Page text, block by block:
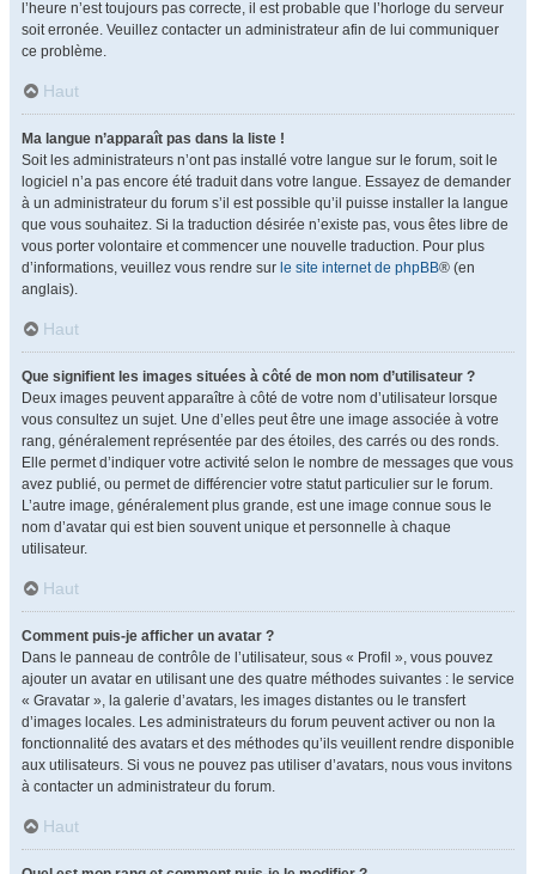
l’heure n’est toujours pas correcte, il est probable que l’horloge du serveur
soit erronée. Veuillez contacter un administrateur afin de lui communiquer
ce problème.
Haut
Ma langue n’apparaît pas dans la liste !
Soit les administrateurs n’ont pas installé votre langue sur le forum, soit le
logiciel n’a pas encore été traduit dans votre langue. Essayez de demander
à un administrateur du forum s’il est possible qu’il puisse installer la langue
que vous souhaitez. Si la traduction désirée n’existe pas, vous êtes libre de
vous porter volontaire et commencer une nouvelle traduction. Pour plus
d’informations, veuillez vous rendre sur le site internet de phpBB® (en
anglais).
Haut
Que signifient les images situées à côté de mon nom d’utilisateur ?
Deux images peuvent apparaître à côté de votre nom d’utilisateur lorsque
vous consultez un sujet. Une d’elles peut être une image associée à votre
rang, généralement représentée par des étoiles, des carrés ou des ronds.
Elle permet d’indiquer votre activité selon le nombre de messages que vous
avez publié, ou permet de différencier votre statut particulier sur le forum.
L’autre image, généralement plus grande, est une image connue sous le
nom d’avatar qui est bien souvent unique et personnelle à chaque
utilisateur.
Haut
Comment puis-je afficher un avatar ?
Dans le panneau de contrôle de l’utilisateur, sous « Profil », vous pouvez
ajouter un avatar en utilisant une des quatre méthodes suivantes : le service
« Gravatar », la galerie d’avatars, les images distantes ou le transfert
d’images locales. Les administrateurs du forum peuvent activer ou non la
fonctionnalité des avatars et des méthodes qu’ils veuillent rendre disponible
aux utilisateurs. Si vous ne pouvez pas utiliser d’avatars, nous vous invitons
à contacter un administrateur du forum.
Haut